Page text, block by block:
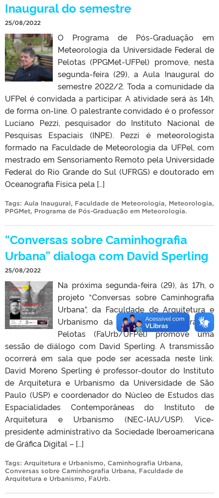
Inaugural do semestre
25/08/2022
O Programa de Pós-Graduação em
Meteorologia da Universidade Federal de
Pelotas (PPGMet-UFPel) promove, nesta
segunda-feira (29), a Aula Inaugural do
semestre 2022/2. Toda a comunidade da
UFPel é convidada a participar. A atividade será às 14h,
de forma on-line. O palestrante convidado é o professor
Luciano Pezzi, pesquisador do Instituto Nacional de
Pesquisas Espaciais (INPE). Pezzi é meteorologista
formado na Faculdade de Meteorologia da UFPel, com
mestrado em Sensoriamento Remoto pela Universidade
Federal do Rio Grande do Sul (UFRGS) e doutorado em
Oceanografia Física pela […]
Tags: Aula Inaugural, Faculdade de Meteorologia, Meteorologia,
PPGMet, Programa de Pós-Graduação em Meteorologia.
“Conversas sobre Caminhografia
Urbana” dialoga com David Sperling
25/08/2022
Na próxima segunda-feira (29), às 17h, o
projeto “Conversas sobre Caminhografia
Urbana”, da Faculdade de Arquitetura e
Urbanismo da Universidade Federal de
Pelotas (FaUrb/UFPel) promove uma
sessão de diálogo com David Sperling. A transmissão
ocorrerá em sala que pode ser acessada neste link.
David Moreno Sperling é professor-doutor do Instituto
de Arquitetura e Urbanismo da Universidade de São
Paulo (USP) e coordenador do Núcleo de Estudos das
Espacialidades Contemporâneas do Instituto de
Arquitetura e Urbanismo (NEC-IAU/USP). Vice-
presidente administrativo da Sociedade Iberoamericana
de Gráfica Digital – […]
Tags: Arquitetura e Urbanismo, Caminhografia Urbana,
Conversas sobre Caminhografia Urbana, Faculdade de
Arquitetura e Urbanismo, FaUrb.